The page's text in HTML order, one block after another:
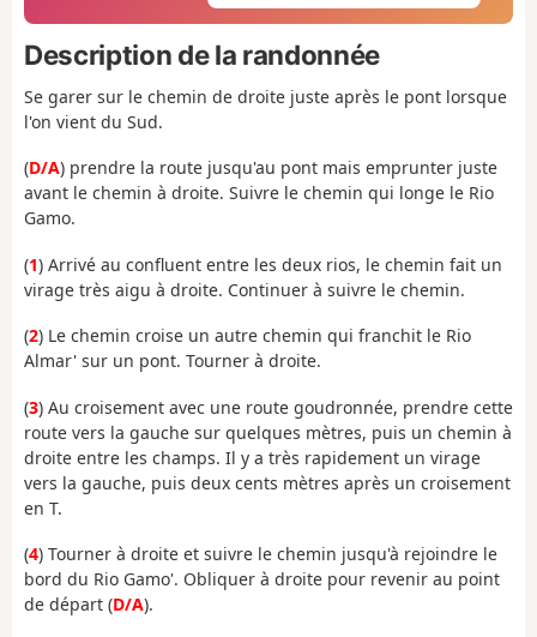
Description de la randonnée
Se garer sur le chemin de droite juste après le pont lorsque
l'on vient du Sud.
(D/A) prendre la route jusqu'au pont mais emprunter juste
avant le chemin à droite. Suivre le chemin qui longe le Rio
Gamo.
(1) Arrivé au confluent entre les deux rios, le chemin fait un
virage très aigu à droite. Continuer à suivre le chemin.
(2) Le chemin croise un autre chemin qui franchit le Rio
Almar' sur un pont. Tourner à droite.
(3) Au croisement avec une route goudronnée, prendre cette
route vers la gauche sur quelques mètres, puis un chemin à
droite entre les champs. Il y a très rapidement un virage
vers la gauche, puis deux cents mètres après un croisement
en T.
(4) Tourner à droite et suivre le chemin jusqu'à rejoindre le
bord du Rio Gamo'. Obliquer à droite pour revenir au point
de départ (D/A).